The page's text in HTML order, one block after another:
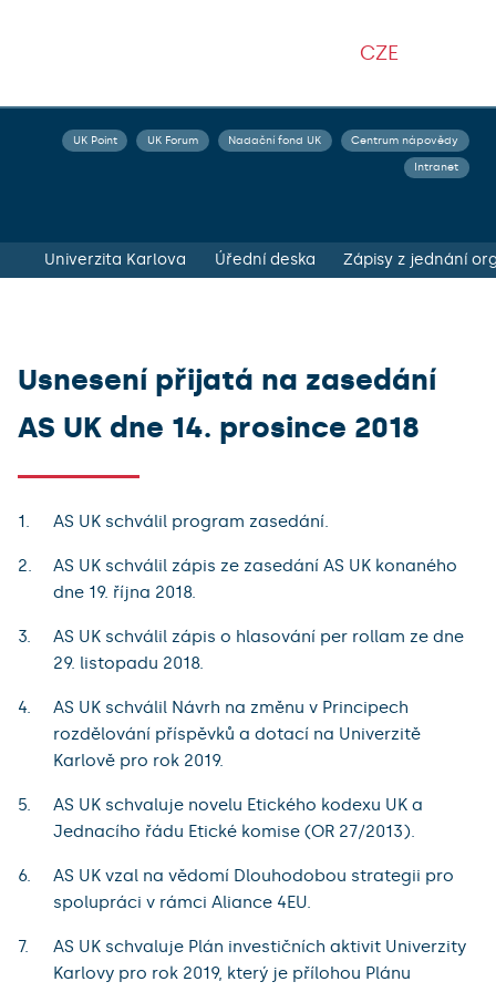
CZE
UK Point UK Forum Nadační fond UK Centrum nápovědy
Intranet
Univerzita Karlova Úřední deska
Usnesení přijatá na zasedání
AS UK dne 14. prosince 2018
AS UK schválil program zasedání.
AS UK schválil zápis ze zasedání AS UK konaného
dne 19. října 2018.
AS UK schválil zápis o hlasování per rollam ze dne
29. listopadu 2018.
AS UK schválil Návrh na změnu v Principech
rozdělování příspěvků a dotací na Univerzitě
Karlově pro rok 2019.
AS UK schvaluje novelu Etického kodexu UK a
Jednacího řádu Etické komise (OR 27/2013).
AS UK vzal na vědomí Dlouhodobou strategii pro
spolupráci v rámci Aliance 4EU.
AS UK schvaluje Plán investičních aktivit Univerzity
Karlovy pro rok 2019, který je přílohou Plánu